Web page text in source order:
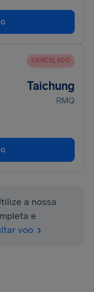
CANCELADO
Taichung
RMQ
a nossa
e
voo